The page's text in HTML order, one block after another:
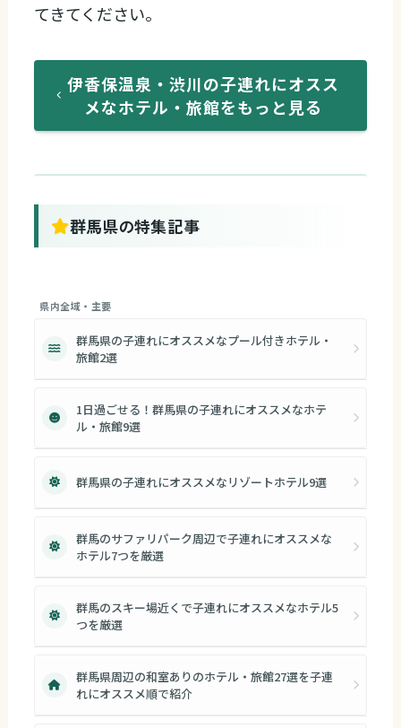
てきてください。
伊香保温泉・渋川の子連れにオスス
メなホテル・旅館をもっと見る
群馬県の特集記事
県内全域・主要
群馬県の子連れにオススメなプール付きホテル・
旅館2選
1日過ごせる！群馬県の子連れにオススメなホテ
ル・旅館9選
群馬県の子連れにオススメなリゾートホテル9選
群馬のサファリパーク周辺で子連れにオススメな
ホテル7つを厳選
群馬のスキー場近くで子連れにオススメなホテル5
つを厳選
群馬県周辺の和室ありのホテル・旅館27選を子連
れにオススメ順で紹介